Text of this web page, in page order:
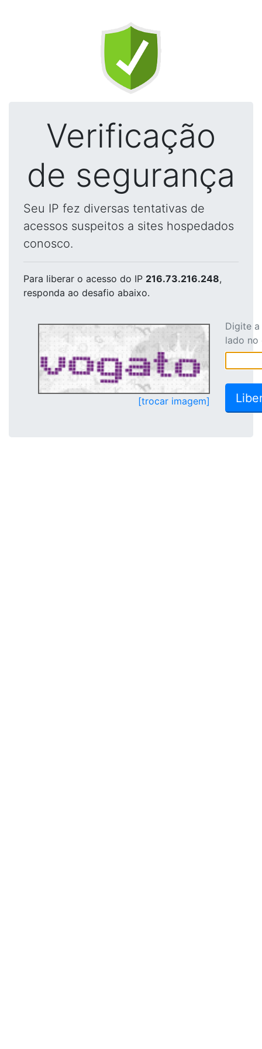
Verificação
de segurança
Seu IP fez diversas tentativas de
acessos suspeitos a sites hospedados
conosco.
Para liberar o acesso do IP 216.73.216.248,
responda ao desafio abaixo.
[trocar imagem]
Digite
lado no